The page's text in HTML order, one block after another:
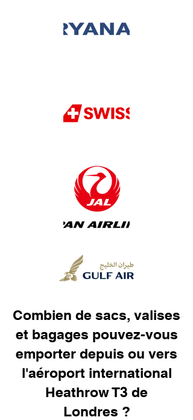
Combien de sacs, valises
et bagages pouvez-vous
emporter depuis ou vers
l'aéroport international
Heathrow T3 de
Londres ?